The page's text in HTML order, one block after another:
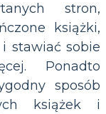
stron,
książki,
stawiać sobie
Ponadto
sposób
książek i